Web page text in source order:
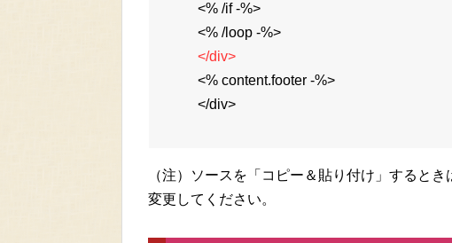
<% /if -%>
<% /loop -%>
</div>
<% content.footer -%>
</div>
（注）ソースを「コピー＆貼り付け」すると
変更してください。